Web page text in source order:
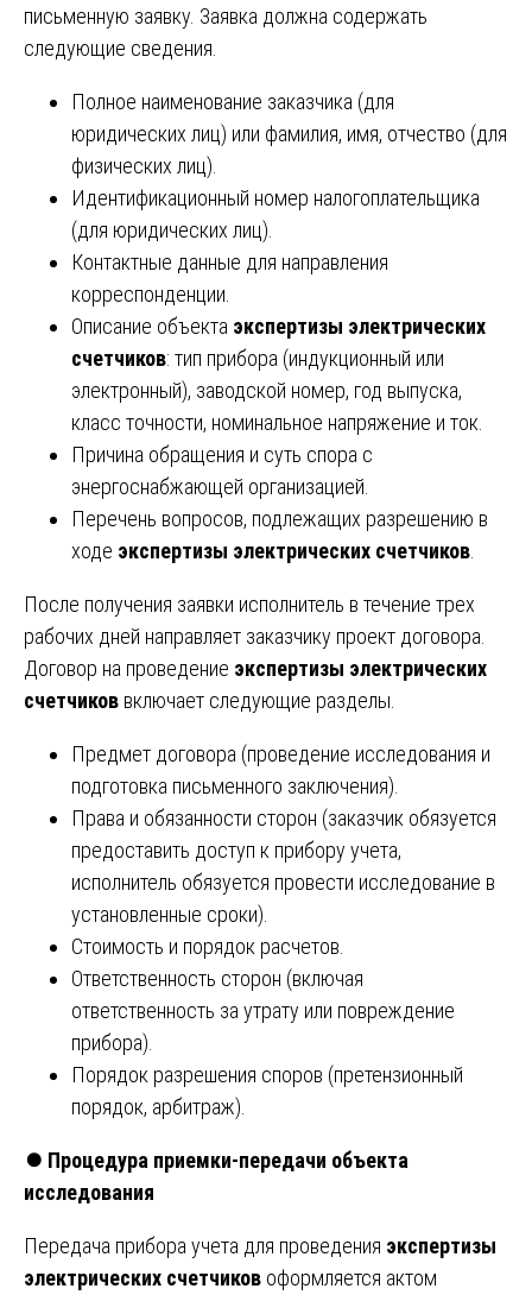
письменную заявку. Заявка должна содержать
следующие сведения.
Полное наименование заказчика (для
юридических лиц) или фамилия, имя, отчество (для
физических лиц).
Идентификационный номер налогоплательщика
(для юридических лиц).
Контактные данные для направления
корреспонденции.
Описание объекта экспертизы электрических
счетчиков: тип прибора (индукционный или
электронный), заводской номер, год выпуска,
класс точности, номинальное напряжение и ток.
Причина обращения и суть спора с
энергоснабжающей организацией.
Перечень вопросов, подлежащих разрешению в
ходе экспертизы электрических счетчиков
После получения заявки исполнитель в течение трех
рабочих дней направляет заказчику проект договора.
Договор на проведение экспертизы электрических
счетчиков включает следующие разделы.
Предмет договора (проведение исследования и
подготовка письменного заключения).
Права и обязанности сторон (заказчик обязуется
предоставить доступ к прибору учета,
исполнитель обязуется провести исследование в
установленные сроки).
Стоимость и порядок расчетов.
Ответственность сторон (включая
ответственность за утрату или повреждение
прибора).
Порядок разрешения споров (претензионный
порядок, арбитраж).
⏺️ Процедура приемки-передачи объекта
исследования
Передача прибора учета для проведения экспертизы
электрических счетчиков оформляется актом